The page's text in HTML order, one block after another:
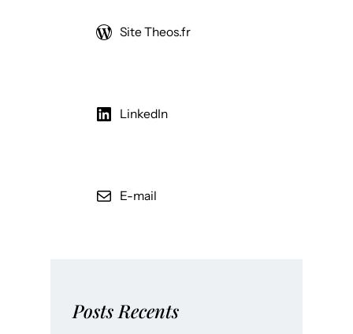
Site Theos.fr
LinkedIn
E-mail
Posts Recents